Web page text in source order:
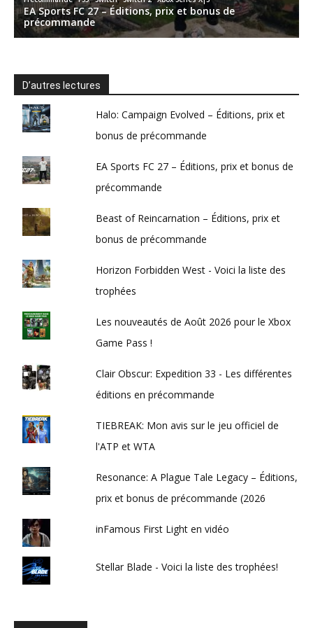
D’autres lectures
Halo: Campaign Evolved – Éditions, prix et
bonus de précommande
EA Sports FC 27 – Éditions, prix et bonus de
précommande
Beast of Reincarnation – Éditions, prix et
bonus de précommande
Horizon Forbidden West - Voici la liste des
trophées
Les nouveautés de Août 2026 pour le Xbox
Game Pass !
Clair Obscur: Expedition 33 - Les différentes
éditions en précommande
TIEBREAK: Mon avis sur le jeu officiel de
l'ATP et WTA
Resonance: A Plague Tale Legacy – Éditions,
prix et bonus de précommande (2026
inFamous First Light en vidéo
Stellar Blade - Voici la liste des trophées!